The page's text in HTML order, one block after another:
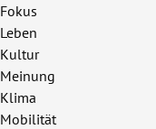
Fokus
Leben
Kultur
Meinung
Klima
Mobilität